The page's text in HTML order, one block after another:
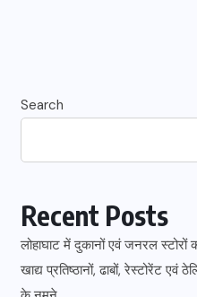
Search
Recent Posts
लोहाघाट में दुकानों एवं जनरल स्टोरों
खाद्य प्रतिष्ठानों, ढाबों, रेस्टोरेंट एवं